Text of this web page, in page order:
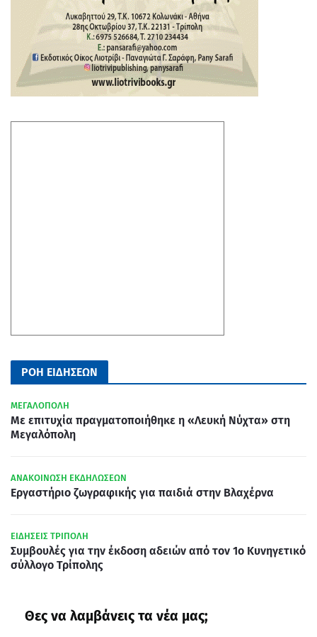
ΡΟΗ ΕΙΔΗΣΕΩΝ
ΜΕΓΑΛΟΠΟΛΗ
Με επιτυχία πραγματοποιήθηκε η «Λευκή Νύχτα» στη
Μεγαλόπολη
ΑΝΑΚΟΙΝΩΣΗ ΕΚΔΗΛΩΣΕΩΝ
Εργαστήριο ζωγραφικής για παιδιά στην Βλαχέρνα
ΕΙΔΗΣΕΙΣ ΤΡΙΠΟΛΗ
Συμβουλές για την έκδοση αδειών από τον 1ο Κυνηγετικό
σύλλογο Τρίπολης
Θες να λαμβάνεις τα νέα μας;